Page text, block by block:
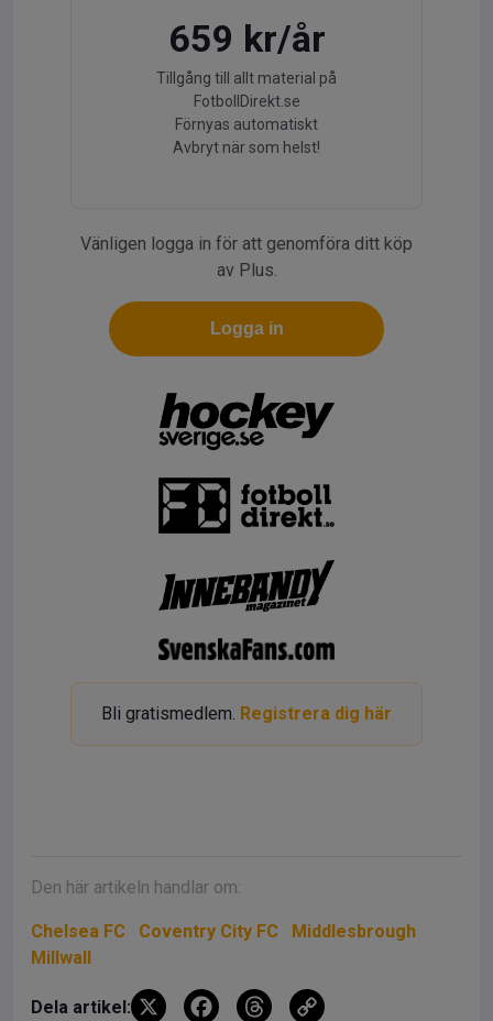
659 kr/år
Tillgång till allt material på
FotbollDirekt.se
Förnyas automatiskt
Avbryt när som helst!
Vänligen logga in för att genomföra ditt köp
av Plus.
Logga in
Bli gratismedlem. Registrera dig här
Den här artikeln handlar om:
Chelsea FC Coventry City FC
Middlesbrough
Millwall
Dela artikel: X
F
T